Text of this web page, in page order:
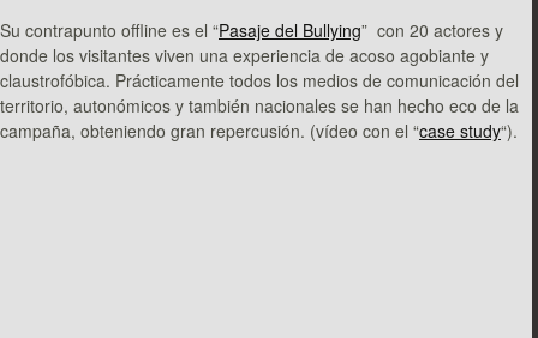
Su contrapunto offline es el “Pasaje del Bullying” con 20 actores y
donde los visitantes viven una experiencia de acoso agobiante y
claustrofóbica. Prácticamente todos los medios de comunicación del
territorio, autonómicos y también nacionales se han hecho eco de la
campaña, obteniendo gran repercusión. (vídeo con el “case study“).